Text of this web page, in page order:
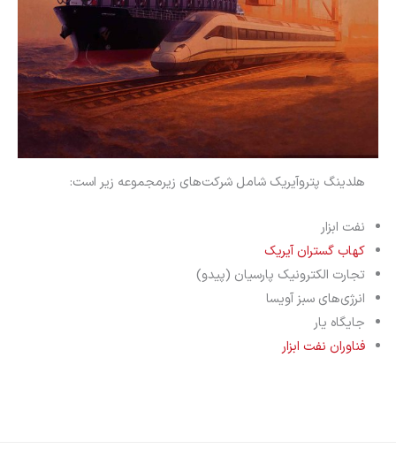
هلدینگ پتروآیریک شامل شرکت‌های زیرمجموعه زیر است:
نفت ابزار
کهاب گستران آیریک
تجارت الکترونیک پارسیان (پیدو)
انرژی‌های سبز آویسا
جایگاه یار
فناوران نفت ابزار